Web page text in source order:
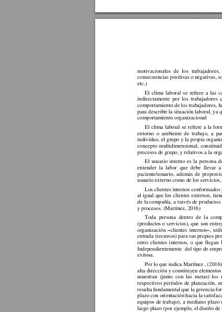
motivacionales de los trabajadores,
consecuencias positivas o negativas,
etc.)
El clima laboral se refiere a las
indirectamente por los trabajadores
comportamiento de los trabajadores,
para describir la situación laboral, ya
comportamiento organizacional
El clima laboral se refiere a la
entorno o ambiente de trabajo, a
individuo, el grupo y la propia
concepto multidimensional,
procesos de grupo, y relativos a la
El usuario interno es la persona
entender la labor que debe llevar
paciente/usuario, además de
usuario externo como de los
Los clientes internos conformados
al igual que los clientes externos,
de la compañía, a través de
y procesos. (Martínez, 2016)
Toda persona dentro de la
(productos o servicios), que son
organización –clientes internos–,
entrada (recursos) para sus propios
otros clientes internos, o que llegan
Independientemente del tipo de
exitosa.
Por lo que indica Martínez ,
alta dirección y constituyen elementos
muestran (junto con las metas) los
respectivos períodos de planeación,
resulta fundamental que la gerencia fo
plazo con orientación hacia la
equipos de trabajo), a mediano plazo
largo plazo (por ejemplo, el diseño